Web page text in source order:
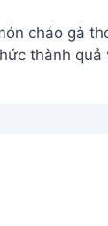
cháo gà
thành